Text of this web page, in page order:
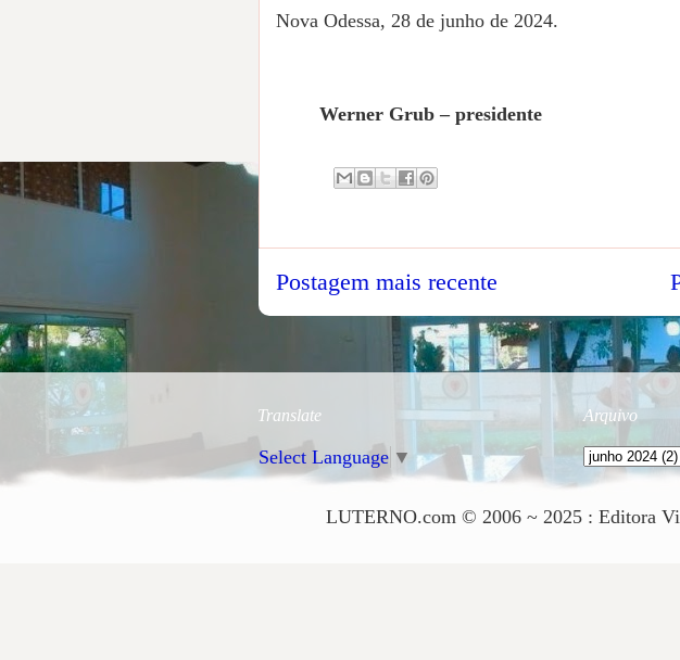
Nova Odessa, 28 de junho de 2024.
Werner Grub – presidente
Postagem mais recente
Translate
Select Language ▼
Arquivo
LUTERNO.com © 2006 ~ 2025 : Editora